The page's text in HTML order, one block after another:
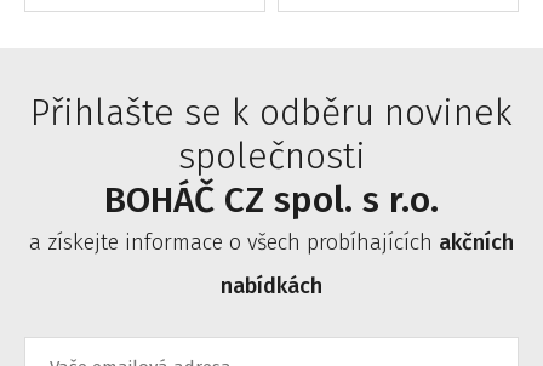
Přihlašte se k odběru novinek
společnosti
BOHÁČ CZ spol. s r.o.
a získejte informace o všech probíhajících akčních
nabídkách